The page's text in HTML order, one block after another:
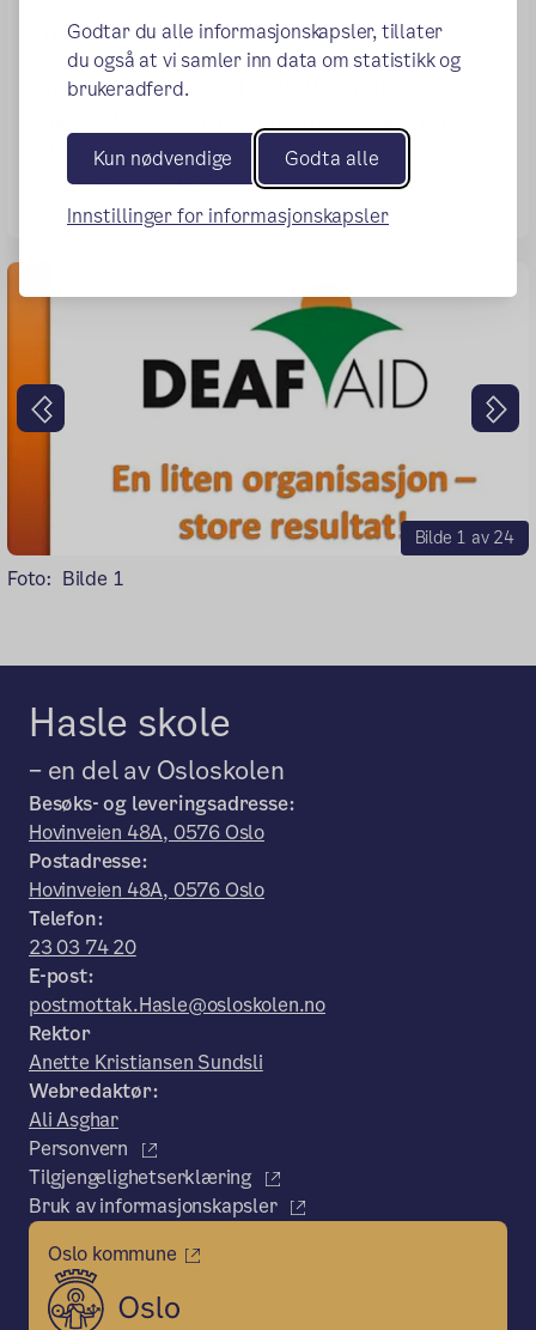
Godtar du alle informasjonskapsler, tillater
du også at vi samler inn data om statistikk og
brukeradferd.
Kun nødvendige Godta alle
Innstillinger for informasjonskapsler
Informasjon
sponsorskjema-deaf-aid-2021.pdf
2021.pdf
Isinya løpet 2025.pdf
Bilde 1 av 24
Foto: Bilde 1
Forrige
Hasle skole
– en del av Osloskolen
Besøks- og leveringsadresse:
Hovinveien 48A, 0576 Oslo
Postadresse:
Hovinveien 48A, 0576 Oslo
Telefon:
23 03 74 20
E-post:
postmottak.Hasle@osloskolen.no
Rektor
Anette Kristiansen Sundsli
Webredaktør:
Ali Asghar
Personvern
Tilgjengelighetserklæring
Bruk av informasjonskapsler
Oslo kommune